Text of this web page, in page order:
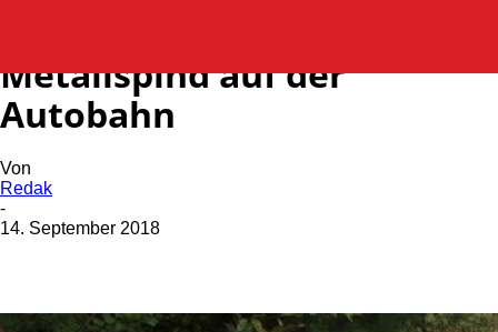
Metallspind auf der
Autobahn
Von
Redak
-
14. September 2018